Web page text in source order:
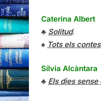
Caterina Albert
♣ Solitud.
♠ Tots els
Sílvia Alcàntara
♣ Els dies sense